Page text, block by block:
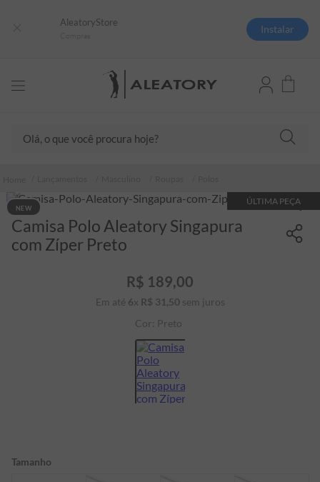
AleatoryStore
Instalar
ÚLTIMA PEÇA
NEW
Camisa Polo Aleatory Singapura
com Zíper Preto
R$ 189,00
Em até 6x R$ 31 ,50 sem juros
Cor: Preto
Tamanho
camisas polo
camiseta listrada
boné
5º
pima
7º
bermuda
9º
kids